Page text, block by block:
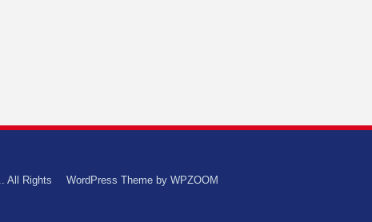
WordPress Theme by WPZOOM
All Rights